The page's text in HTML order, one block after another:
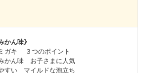
かん味》
ガキ ３つのポイント
かん味 お子さまに人気
すい マイルドな泡立ち